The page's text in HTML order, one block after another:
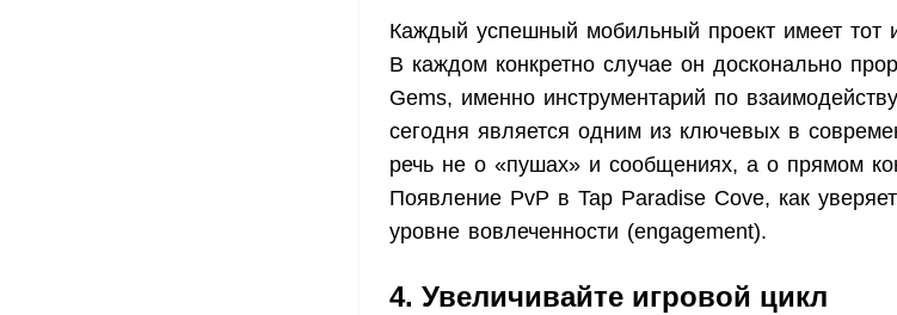
Каждый успешный мобильный проект имеет тот
В каждом конкретно случае он досконально
Gems, именно инструментарий по
сегодня является одним из ключевых в
речь не о «пушах» и сообщениях, а о прямом
Появление PvP в Tap Paradise Cove, как
уровне вовлеченности (engagement).
4. Увеличивайте игровой цикл